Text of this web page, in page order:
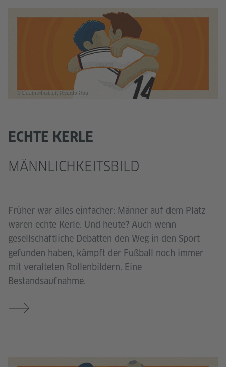
ECHTE KERLE
MÄNNLICHKEITSBILD
Früher war alles einfacher: Männer auf dem Platz
waren echte Kerle. Und heute? Auch wenn
gesellschaftliche Debatten den Weg in den Sport
gefunden haben, kämpft der Fußball noch immer
mit veralteten Rollenbildern. Eine
Bestandsaufnahme.
© Goethe-Institut, Ricardo Roa